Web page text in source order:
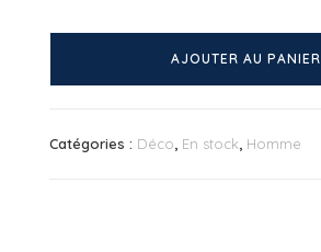
Pause
4
AJOUTER AU PANIER
Catégories : Déco En stock Homme